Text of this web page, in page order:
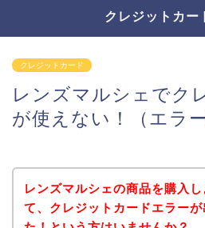
クレジットカー
クレジットカード
レンズマルシェでク
が使えない！（エラ
レンズマルシェの商品を購入し
て、クレジットカードエラーが